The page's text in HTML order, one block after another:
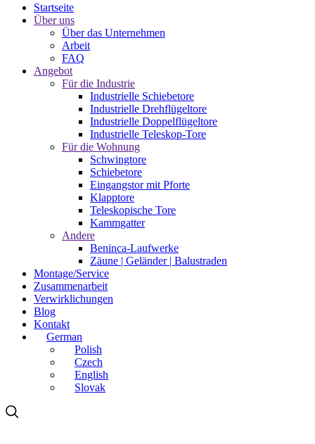
Startseite
Über uns
Über das Unternehmen
Arbeit
FAQ
Angebot
Für die Industrie
Industrielle Schiebetore
Industrielle Drehflügeltore
Industrielle Doppelflügeltore
Industrielle Teleskop-Tore
Für die Wohnung
Schwingtore
Schiebetore
Eingangstor mit Pforte
Klapptore
Teleskopische Tore
Kammgatter
Andere
Beninca-Laufwerke
Zäune | Geländer | Balustraden
Montage/Service
Zusammenarbeit
Verwirklichungen
Blog
Kontakt
German
Polish
Czech
English
Slovak